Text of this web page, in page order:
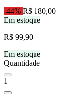
-44% R$ 180,00
Em estoque
R$ 99,90
Em estoque
Quantidade
1